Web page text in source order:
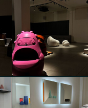
SENSES
Isabella Erika
Schmalzbauer